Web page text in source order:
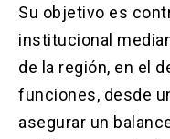
Su objetivo es
institucional
de la región, en el
funciones, desde
asegurar un